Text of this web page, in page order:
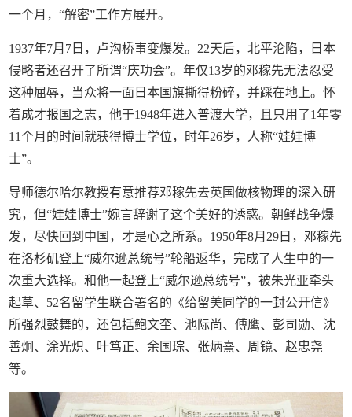
一个月，“解密”工作方展开。
1937年7月7日，卢沟桥事变爆发。22天后，北平沦陷，日本
侵略者还召开了所谓“庆功会”。年仅13岁的邓稼先无法忍受
这种屈辱，当众将一面日本国旗撕得粉碎，并踩在地上。怀
着成才报国之志，他于1948年进入普渡大学，且只用了1年零
11个月的时间就获得博士学位，时年26岁，人称“娃娃博
士”。
导师德尔哈尔教授有意推荐邓稼先去英国做核物理的深入研
究，但“娃娃博士”婉言辞谢了这个美好的诱惑。朝鲜战争爆
发，尽快回到中国，才是心之所系。1950年8月29日，邓稼先
在洛杉矶登上“威尔逊总统号”轮船返华，完成了人生中的一
次重大选择。和他一起登上“威尔逊总统号”，被朱光亚牵头
起草、52名留学生联合署名的《给留美同学的一封公开信》
所强烈鼓舞的，还包括鲍文奎、池际尚、傅鹰、彭司勋、沈
善炯、涂光炽、叶笃正、余国琮、张炳熹、周镜、赵忠尧
等。